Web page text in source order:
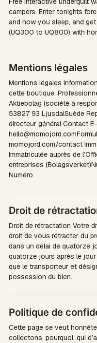
campers. Enter tonights
and how you sleep, and
(UQ300 to UQ800) with
Mentions légales
Mentions légales
cette boutique.
Aktiebolag (société à
53827 93 LjusdalSuède
directeur général Contact
momojord.com/contact
Immatriculée auprès de
entreprises
Numéro
Droit de
Droit de rétractation Votre
droit de vous rétracter du
dans un délai de quatorze
quatorze jours après le
que le transporteur et
possession du bien.
Politique de
Cette page se veut
collectons, pourquoi, qui